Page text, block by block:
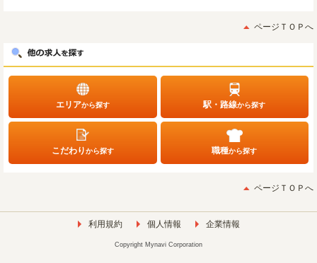
ページＴＯＰへ
エリアから探す 駅・路線から探す
こだわりから探す 職種から探す
ページＴＯＰへ
利用規約 個人情報 企業情報
Copyright Mynavi Corporation